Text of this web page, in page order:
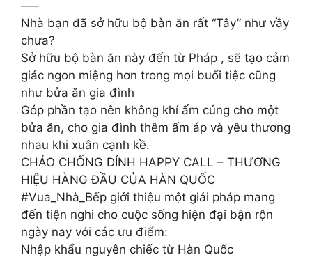
—–
Nhà bạn đã sở hữu bộ bàn ăn rất “Tây” như vầy
chưa?
Sở hữu bộ bàn ăn này đến từ Pháp , sẽ tạo cảm
giác ngon miệng hơn trong mọi buổi tiệc cũng
như bửa ăn gia đình
Góp phần tạo nên không khí ấm cúng cho một
bửa ăn, cho gia đình thêm ấm áp và yêu thương
nhau khi xuân cạnh kề.
CHẢO CHỐNG DÍNH HAPPY CALL – THƯƠNG
HIỆU HÀNG ĐẦU CỦA HÀN QUỐC
#Vua_Nhà_Bếp giới thiệu một giải pháp mang
đến tiện nghi cho cuộc sống hiện đại bận rộn
ngày nay với các ưu điểm:
Nhập khẩu nguyên chiếc từ Hàn Quốc